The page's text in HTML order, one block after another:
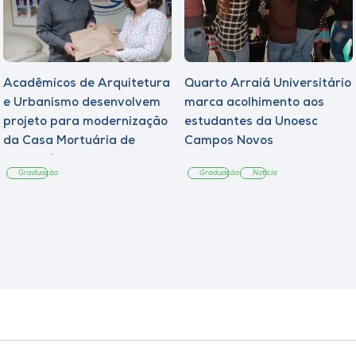
Acadêmicos de Arquitetura
e Urbanismo desenvolvem
projeto para modernização
da Casa Mortuária de
Graduação
Quarto Arraiá Universitário
marca acolhimento aos
estudantes da Unoesc
Campos Novos
Graduação Notícia